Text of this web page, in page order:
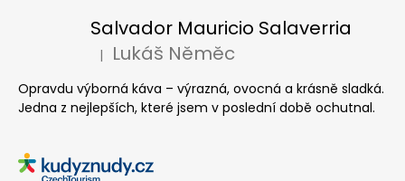
Salvador Mauricio Salaverria
Hodnocení produktu je 5 z 5 hvězdiček.
| Lukáš Něměc
Opravdu výborná káva – výrazná, ovocná a krásně sladká.
Jedna z nejlepších, které jsem v poslední době ochutnal.